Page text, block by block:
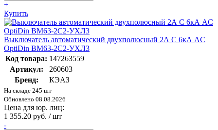
+
Купить
Выключатель автоматический двухполюсный 2А C 6кА AC
OptiDin BM63-2C2-УХЛ3
Код товара: 147263559
Артикул:
260603
Бренд:
КЭАЗ
На складе 245 шт
Обновлено 08.08.2026
Цена для юр. лиц:
1 355.20 руб. / шт
-